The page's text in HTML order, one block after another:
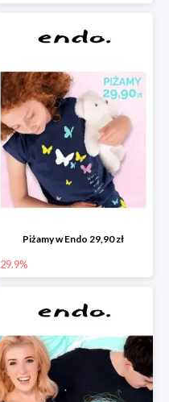
Piżamy w Endo 29,90 zł
29.9%